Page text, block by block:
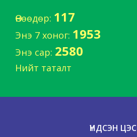
Өнөөдөр: 117
Энэ 7 хоног: 1953
Энэ сар: 2580
Нийт таталт
ҮНДСЭН ЦЭС